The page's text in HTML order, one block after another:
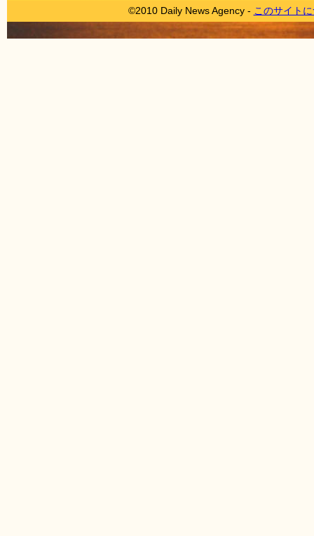
©2010 Daily News Agency - このサイト